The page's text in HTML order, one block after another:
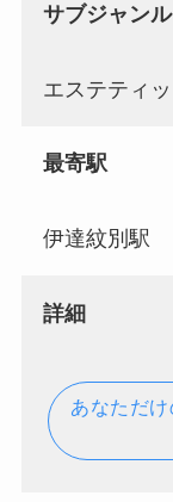
サブジャンル
エステティ
最寄駅
伊達紋別駅
詳細
あなただ